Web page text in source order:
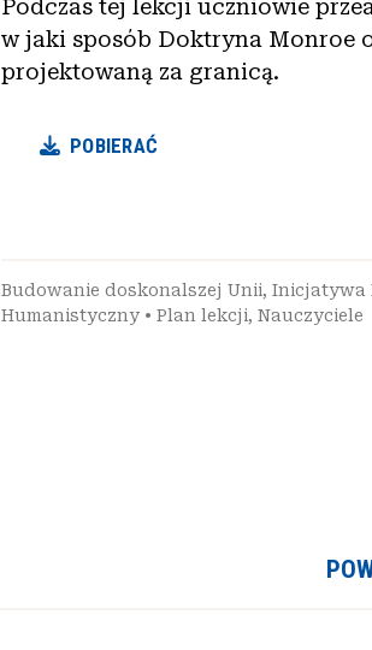
Podczas tej lekcji uczniowie
w jaki sposób Doktryna Monroe
projektowaną za granicą.
POBIERAĆ
Budowanie doskonalszej Unii, Inicjatywa
Humanistyczny • Plan lekcji, Nauczyciele